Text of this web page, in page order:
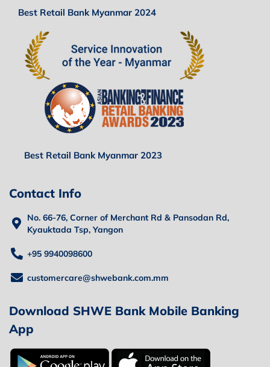
Best Retail Bank Myanmar 2024
Best Retail Bank Myanmar 2023
Contact Info
No. 66-76, Corner of Merchant Rd & Pansodan Rd,
Kyauktada Tsp, Yangon
+95 9940098600
customercare@shwebank.com.mm
Download SHWE Bank Mobile Banking
App